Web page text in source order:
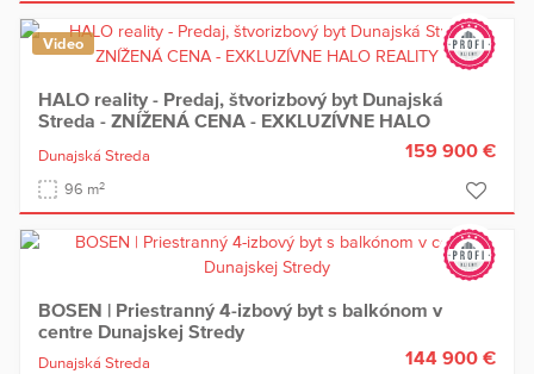
Video
HALO reality - Predaj, štvorizbový byt Dunajská
Streda - ZNÍŽENÁ CENA - EXKLUZÍVNE HALO
Dunajská Streda
96 m2
159 900 €
BOSEN | Priestranný 4-izbový byt s balkónom v
centre Dunajskej Stredy
Dunajská Streda
144 900 €